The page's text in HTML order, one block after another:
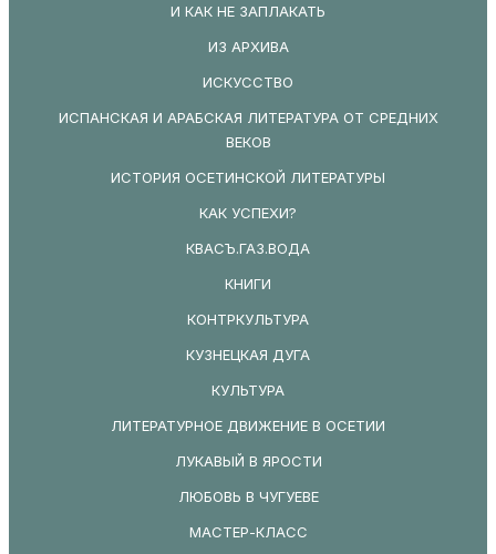
И КАК НЕ ЗАПЛАКАТЬ
ИЗ АРХИВА
ИСКУССТВО
ИСПАНСКАЯ И АРАБСКАЯ ЛИТЕРАТУРА ОТ СРЕДНИХ
ВЕКОВ
ИСТОРИЯ ОСЕТИНСКОЙ ЛИТЕРАТУРЫ
КАК УСПЕХИ?
КВАСЪ.ГАЗ.ВОДА
КНИГИ
КОНТРКУЛЬТУРА
КУЗНЕЦКАЯ ДУГА
КУЛЬТУРА
ЛИТЕРАТУРНОЕ ДВИЖЕНИЕ В ОСЕТИИ
ЛУКАВЫЙ В ЯРОСТИ
ЛЮБОВЬ В ЧУГУЕВЕ
МАСТЕР-КЛАСС